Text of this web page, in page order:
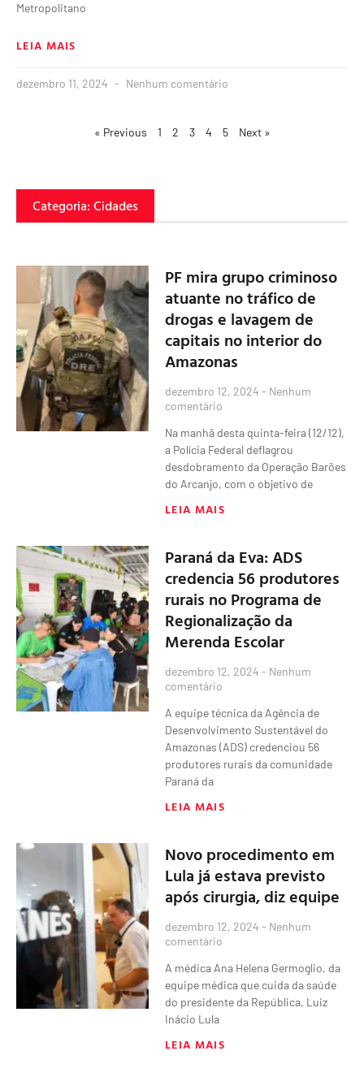
Metropolitano
LEIA MAIS
dezembro 11, 2024 Nenhum comentário
« Previous 1 2 3 4 5 Next »
Categoria: Cidades
PF mira grupo criminoso
atuante no tráfico de
drogas e lavagem de
capitais no interior do
Amazonas
dezembro 12, 2024 Nenhum
comentário
Na manhã desta quinta-feira (12/12),
a Polícia Federal deflagrou
desdobramento da Operação Barões
do Arcanjo, com o objetivo de
LEIA MAIS
Paraná da Eva: ADS
credencia 56 produtores
rurais no Programa de
Regionalização da
Merenda Escolar
dezembro 12, 2024 Nenhum
comentário
A equipe técnica da Agência de
Desenvolvimento Sustentável do
Amazonas (ADS) credenciou 56
produtores rurais da comunidade
Paraná da
LEIA MAIS
Novo procedimento em
Lula já estava previsto
após cirurgia, diz equipe
dezembro 12, 2024 Nenhum
comentário
A médica Ana Helena Germoglio, da
equipe médica que cuida da saúde
do presidente da República, Luiz
Inácio Lula
LEIA MAIS